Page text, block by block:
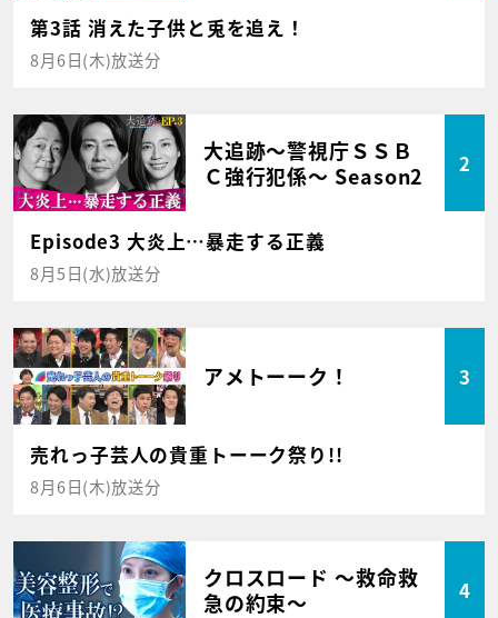
第3話 消えた子供と兎を追え！
8月6日(木)放送分
大追跡～警視庁ＳＳＢ
Ｃ強行犯係～ Season2
2
Episode3 大炎上…暴走する正義
8月5日(水)放送分
アメトーーク！ 3
売れっ子芸人の貴重トーーク祭り!!
8月6日(木)放送分
クロスロード ～救命救
急の約束～
4